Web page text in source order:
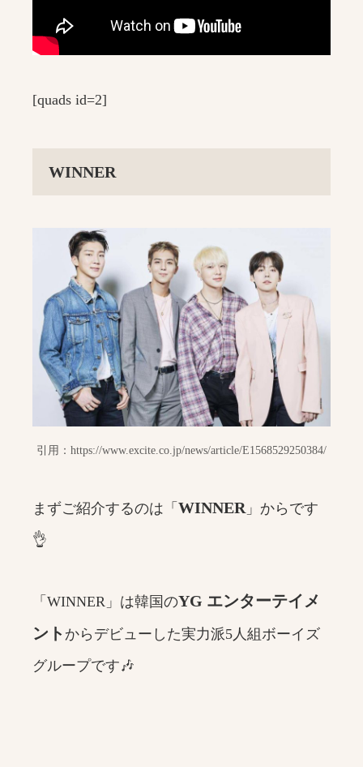
[quads id=2]
WINNER
引用：https://www.excite.co.jp/news/article/E1568529250384/
まずご紹介するのは「 WINNER」からです
👌
「WINNER」は韓国のYG エンターテイメ
ント からデビューした実力派5人組ボーイズ
グループです🎶